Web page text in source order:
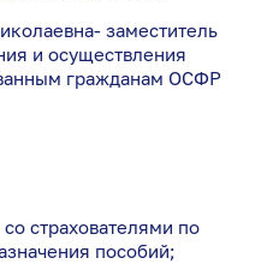
заместитель
и осуществления
гражданам ОСФР
страхователями по
пособий;